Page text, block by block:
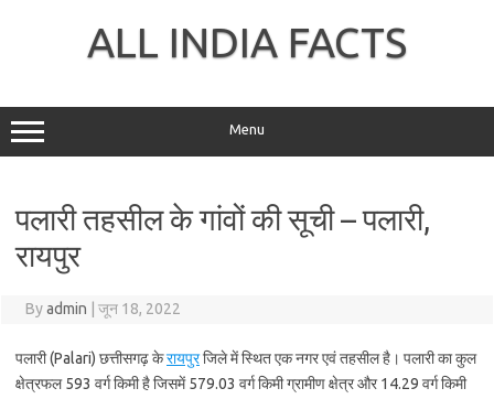
ALL INDIA FACTS
Menu
पलारी तहसील के गांवों की सूची – पलारी,
रायपुर
Byadmin जून 18, 2022
पलारी (Palari) छत्तीसगढ़ केरायपुरजिले में स्थित एक नगर एवं तहसील है। पलारी का कुल
क्षेत्रफल 593 वर्ग किमी है जिसमें 579.03 वर्ग किमी ग्रामीण क्षेत्र और 14.29 वर्ग किमी